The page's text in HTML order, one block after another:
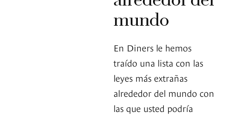
mundo
En Diners le hemos
traído una lista con las
leyes más extrañas
alrededor del mundo con
las que usted podría